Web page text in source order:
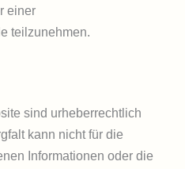
einer
teilzunehmen.
sind urheberrechtlich
kann nicht für die
Informationen oder die